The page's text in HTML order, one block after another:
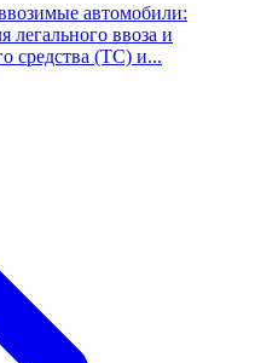
автомобили:
легального ввоза и
средства (ТС) и...